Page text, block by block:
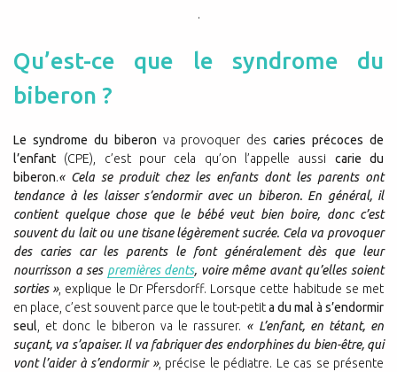
.
Qu’est-ce que le syndrome du
biberon ?
Le syndrome du biberon va provoquer descaries précoces de
l’enfant (CPE), c’est pour cela qu’on l’appelle aussi carie du
biberon.« Cela se produit chez les enfants dont les parents ont
tendance à les laisser s’endormir avec un biberon. En général, il
contient quelque chose que le bébé veut bien boire, donc c’est
souventdu lait ou une tisane légèrement sucrée. Cela va provoquer
des caries car les parents le font généralement dès que leur
nourrisson a ses premières dents, voire même avant qu’elles soient
sorties », explique le Dr Pfersdorff. Lorsque cette habitude se met
en place, c’est souvent parce que le tout-petita du mal à s’endormir
seul , et donc le biberon va le rassurer. « L’enfant, en tétant, en
suçant, va s’apaiser. Il va fabriquer des endorphines du bien-être, qui
vont l’aider à s’endormir », précise le pédiatre. Le cas se présente